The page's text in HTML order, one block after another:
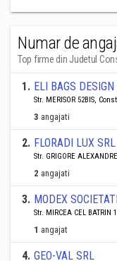
Numar de
Top firme din Judetul
1. ELI BAGS DESIGN
Str. MERISOR 52BIS,
3 angajati
2. FLORADI LUX SRL
Str. GRIGORE
2 angajati
3. MODEX
Str. MIRCEA CEL
1 angajat
4. GEO-VAL SRL